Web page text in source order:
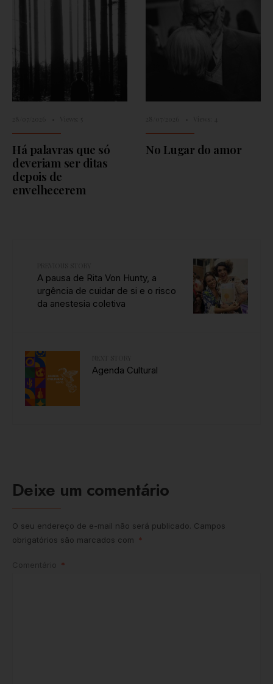
Há palavras que só
deveriam ser ditas
depois de
envelhecerem
No Lugar do amor
A pausa de Rita Von Hunty, a
urgência de cuidar de si e o risco
da anestesia coletiva
Agenda Cultural
Deixe um comentário
O seu endereço de e-mail não será publicado. Campos
obrigatórios são marcados com *
*